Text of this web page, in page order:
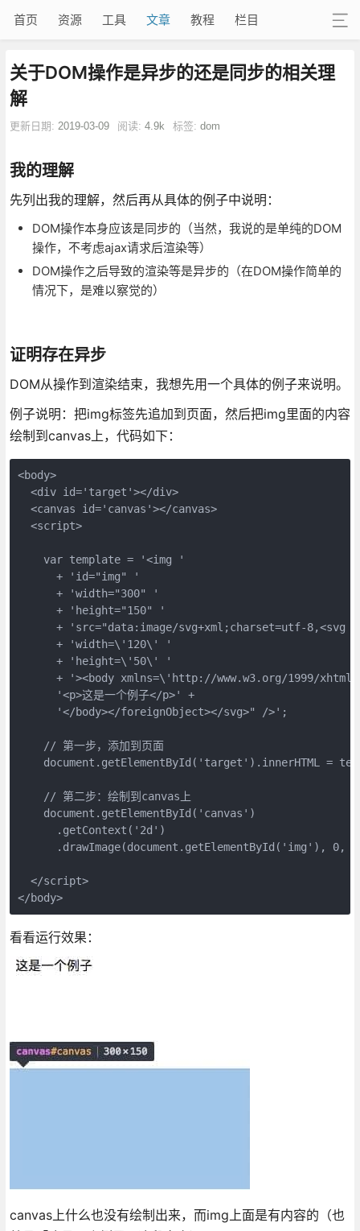
首页 资源 工具 文章 教程 栏目
关于DOM操作是异步的还是同步的相关理
解
更新日期: 2019-03-09 阅读: 4.9k 标签: dom
我的理解
先列出我的理解，然后再从具体的例子中说明：
DOM操作本身应该是同步的（当然，我说的是单纯的DOM
操作，不考虑ajax请求后渲染等）
DOM操作之后导致的渲染等是异步的（在DOM操作简单的
情况下，是难以察觉的）
证明存在异步
DOM从操作到渲染结束，我想先用一个具体的例子来说明。
例子说明：把img标签先追加到页面，然后把img里面的内容
绘制到canvas上，代码如下：
<body>
  <div id='target'></div>
  <canvas id='canvas'></canvas>
  <script>
    var template = '<img '
      + 'id="img" '
      + 'width="300" '
      + 'height="150" '
+ 'src="data:image/svg+xml;charset=utf-8,<svg
      + 'width=\'120\' '
      + 'height=\'50\' '
+ '><body xmlns=\'http://www.w3.org/1999/
      '<p>这是一个例子</p>' +
      '</body></foreignObject></svg>" />';
    // 第一步，添加到页面
document.getElementById('target').innerHTML =
    // 第二步：绘制到canvas上
    document.getElementById('canvas')
      .getContext('2d')
.drawImage(document.getElementById('img'), 0,
  </script>
</body>
看看运行效果：
canvas上什么也没有绘制出来，而img上面是有内容的（也